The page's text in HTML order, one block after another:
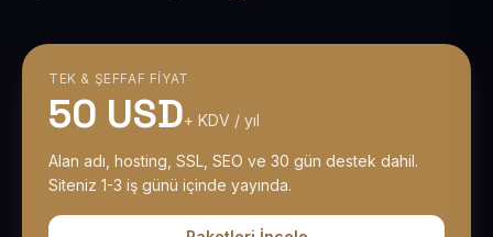
TEK & ŞEFFAF FIYAT
50 USD+ KDV / yıl
Alan adı, hosting, SSL, SEO ve 30 gün destek dahil.
Siteniz 1-3 iş günü içinde yayında.